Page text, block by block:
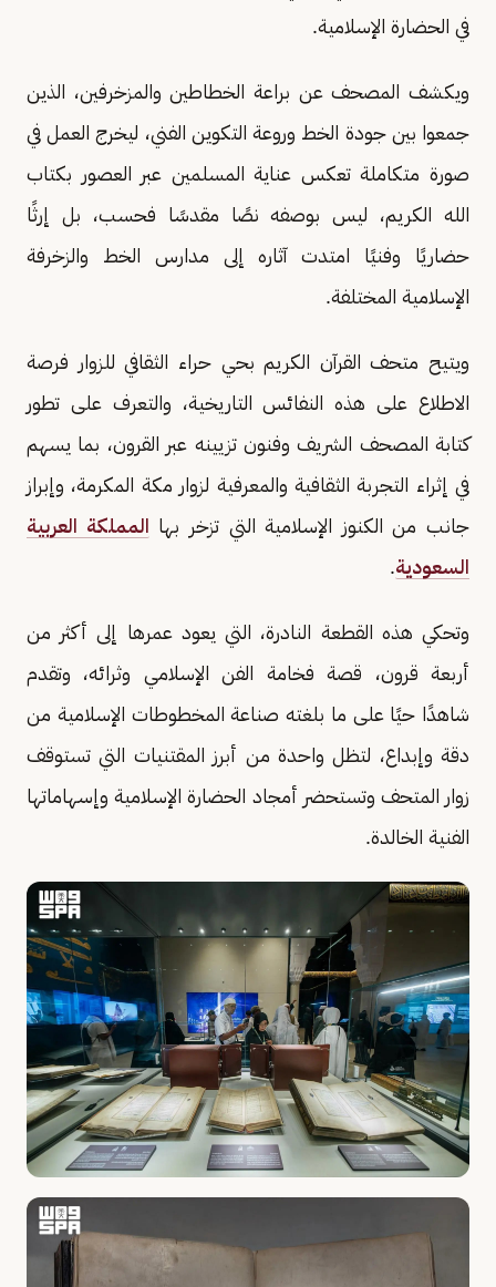
في الحضارة الإسلامية.
ويكشف المصحف عن براعة الخطاطين والمزخرفين، الذين
جمعوا بين جودة الخط وروعة التكوين الفني، ليخرج العمل في
صورة متكاملة تعكس عناية المسلمين عبر العصور بكتاب
الله الكريم، ليس بوصفه نصًا مقدسًا فحسب، بل إرثًا
حضاريًا وفنيًا امتدت آثاره إلى مدارس الخط والزخرفة
الإسلامية المختلفة.
ويتيح متحف القرآن الكريم بحي حراء الثقافي للزوار فرصة
الاطلاع على هذه النفائس التاريخية، والتعرف على تطور
كتابة المصحف الشريف وفنون تزيينه عبر القرون، بما يسهم
في إثراء التجربة الثقافية والمعرفية لزوار مكة المكرمة، وإبراز
جانب من الكنوز الإسلامية التي تزخر بها المملكة العربية
السعودية.
وتحكي هذه القطعة النادرة، التي يعود عمرها إلى أكثر من
أربعة قرون، قصة فخامة الفن الإسلامي وثرائه، وتقدم
شاهدًا حيًا على ما بلغته صناعة المخطوطات الإسلامية من
دقة وإبداع، لتظل واحدة من أبرز المقتنيات التي تستوقف
زوار المتحف وتستحضر أمجاد الحضارة الإسلامية وإسهاماتها
الفنية الخالدة.